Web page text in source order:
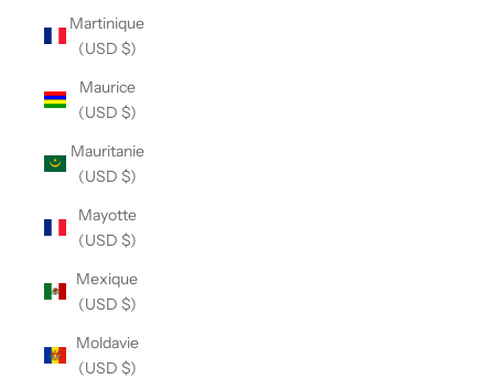
Martinique
(USD $)
Maurice
(USD $)
Mauritanie
(USD $)
Mayotte
(USD $)
Mexique
(USD $)
Moldavie
(USD $)